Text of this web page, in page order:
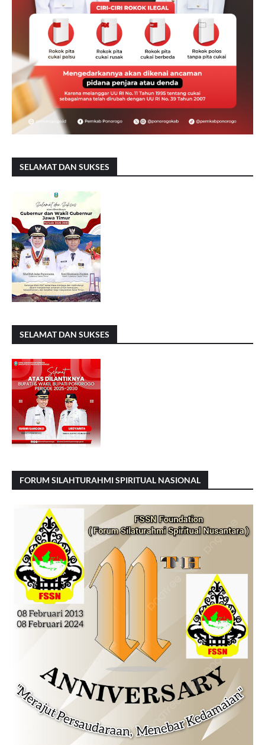
SELAMAT DAN SUKSES
SELAMAT DAN SUKSES
FORUM SILAHTURAHMI SPIRITUAL NASIONAL